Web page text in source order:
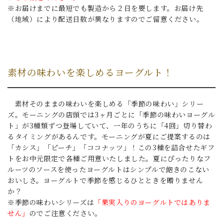
※お届けまでに最短でも製造から２日を要します。お届け先
（地域）により配送日数が異なりますのでご留意ください。
素材の味わいを楽しめるヨーグルト！
素材そのままの味わいを楽しめる「季節の味わい」シリー
ズ。モーニングの店頭では3ヶ月ごとに「季節の味わいヨーグル
ト」が3種類ずつ登場していて、一年のうちに「4回」切り替わ
るタイミングがあるんです。モーニングが夏にご提案するのは
「カシス」「ピーチ」「ココナッツ」！この3種を詰合せたギフ
トをお中元限定で各種ご用意いたしました。夏にぴったりなフ
ルーツのソースを使ったヨーグルトはシンプルで飽きのこない
おいしさ。ヨーグルトで季節を感じるひとときを贈りません
か？
※季節の味わいシリーズは 「果実入りのヨーグルトではありま
せん」 のでご注意ください。